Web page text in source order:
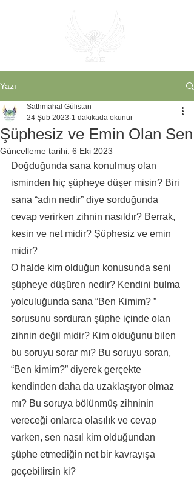
Yazı
Şüphesiz ve Emin Olan Sen
Sathmahal Gülistan
24 Şub 2023 1 dakikada okunur
Güncelleme tarihi: 6 Eki 2023
Doğduğunda sana konulmuş olan
isminden hiç şüpheye düşer misin? Biri
sana “adın nedir” diye sorduğunda
cevap verirken zihnin nasıldır? Berrak,
kesin ve net midir? Şüphesiz ve emin
midir?
O halde kim olduğun konusunda seni
şüpheye düşüren nedir? Kendini bulma
yolculuğunda sana “Ben Kimim? ”
sorusunu sorduran şüphe içinde olan
zihnin değil midir? Kim olduğunu bilen
bu soruyu sorar mı? Bu soruyu soran,
“Ben kimim?” diyerek gerçekte
kendinden daha da uzaklaşıyor olmaz
mı? Bu soruya bölünmüş zihninin
vereceği onlarca olasılık ve cevap
varken, sen nasıl kim olduğundan
şüphe etmediğin net bir kavrayışa
geçebilirsin ki?